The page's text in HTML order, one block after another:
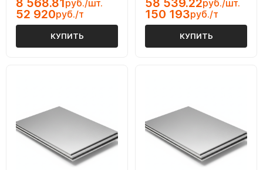
8 568.81 руб./шт.
52 920руб./т
КУПИТЬ
58 539.22руб./шт.
150 193руб./т
КУПИТЬ